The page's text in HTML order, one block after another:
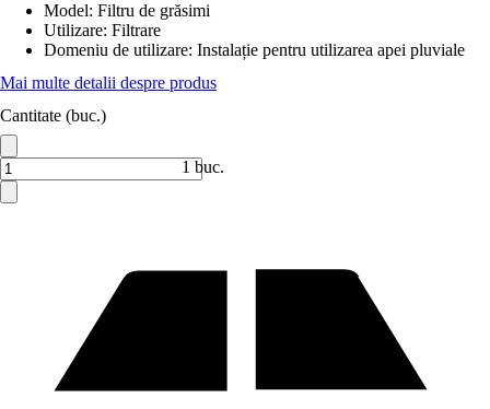
Model: Filtru de grăsimi
Utilizare: Filtrare
Domeniu de utilizare: Instalație pentru utilizarea apei pluviale
Mai multe detalii despre produs
Cantitate (buc.)
1 buc.